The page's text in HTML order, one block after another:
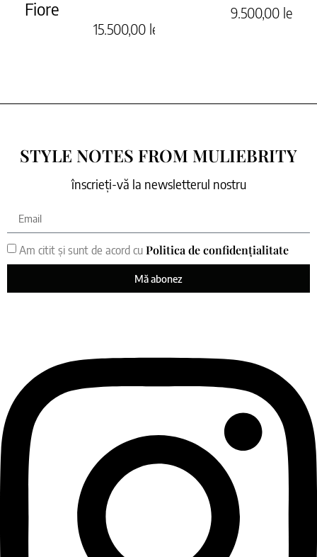
Fiore
15.500,00 lei
9.500,00 lei
STYLE NOTES FROM MULIEBRITY
înscrieți-vă la newsletterul nostru
Am citit și sunt de acord cu Politica de confidențialitate
Mă abonez